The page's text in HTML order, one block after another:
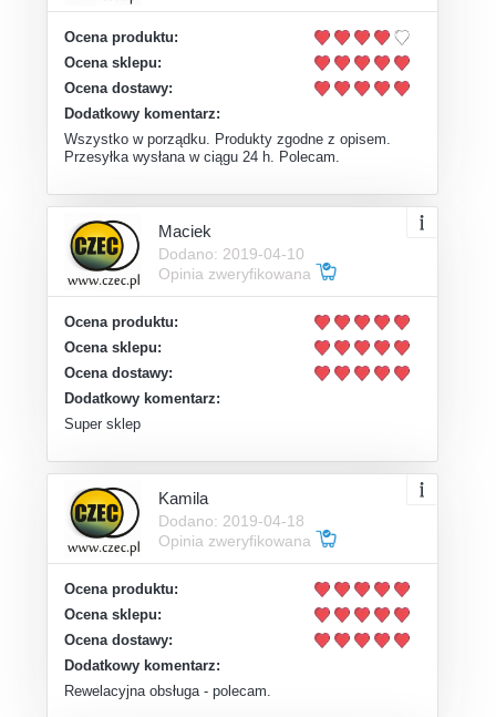
Ocena produktu:
Ocena sklepu:
Ocena dostawy:
Dodatkowy komentarz:
Wszystko w porządku. Produkty zgodne z opisem.
Przesyłka wysłana w ciągu 24 h. Polecam.
Maciek
Dodano: 2019-04-10
Opinia zweryfikowana
Ocena produktu:
Ocena sklepu:
Ocena dostawy:
Dodatkowy komentarz:
Super sklep
Kamila
Dodano: 2019-04-18
Opinia zweryfikowana
Ocena produktu:
Ocena sklepu:
Ocena dostawy:
Dodatkowy komentarz:
Rewelacyjna obsługa - polecam.